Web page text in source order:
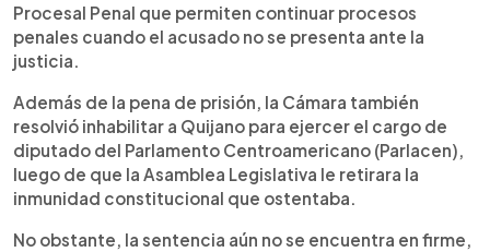
Procesal Penal que permiten continuar procesos
penales cuando el acusado no se presenta ante la
justicia.
Además de la pena de prisión, la Cámara también
resolvió inhabilitar a Quijano para ejercer el cargo de
diputado del Parlamento Centroamericano (Parlacen),
luego de que la Asamblea Legislativa le retirara la
inmunidad constitucional que ostentaba.
No obstante, la sentencia aún no se encuentra en firme,